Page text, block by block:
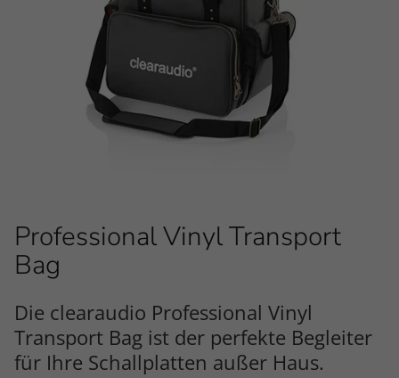
Professional Vinyl Transport
Bag
Die clearaudio Professional Vinyl
Transport Bag ist der perfekte Begleiter
für Ihre Schallplatten außer Haus.